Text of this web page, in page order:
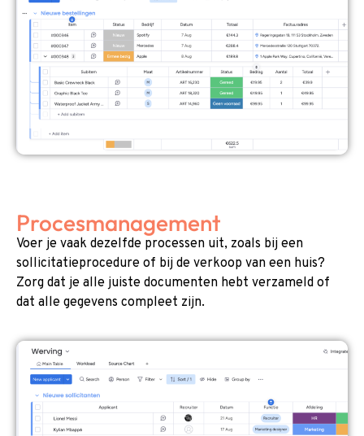
Procesmanagement
Voer je vaak dezelfde processen uit, zoals bij een
sollicitatieprocedure of bij de verkoop van een huis?
Zorg dat je alle juiste documenten hebt verzameld of
dat alle gegevens compleet zijn.